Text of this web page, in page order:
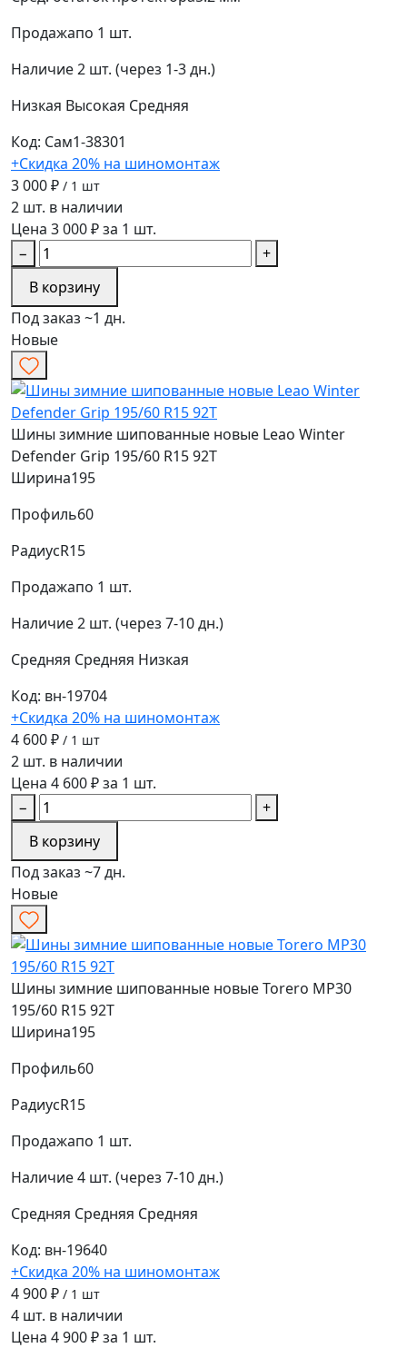
Продажапо 1 шт.
Наличие2 шт. (через 1-3 дн.)
Низкая Высокая Средняя
Код: Сам1-38301
+Скидка 20% на шиномонтаж
3 000 ₽ / 1 шт
2 шт. в наличии
Цена 3 000 ₽ за 1 шт.
−
+
В корзину
Под заказ ~1 дн.
Новые
Шины зимние шипованные новые Leao Winter
Defender Grip 195/60 R15 92T
Ширина195
Профиль60
РадиусR15
Продажапо 1 шт.
Наличие2 шт. (через 7-10 дн.)
Средняя Средняя Низкая
Код: вн-19704
+Скидка 20% на шиномонтаж
4 600 ₽ / 1 шт
2 шт. в наличии
Цена 4 600 ₽ за 1 шт.
−
+
В корзину
Под заказ ~7 дн.
Новые
Шины зимние шипованные новые Torero MP30
195/60 R15 92T
Ширина195
Профиль60
РадиусR15
Продажапо 1 шт.
Наличие4 шт. (через 7-10 дн.)
Средняя Средняя Средняя
Код: вн-19640
+Скидка 20% на шиномонтаж
4 900 ₽ / 1 шт
4 шт. в наличии
Цена 4 900 ₽ за 1 шт.